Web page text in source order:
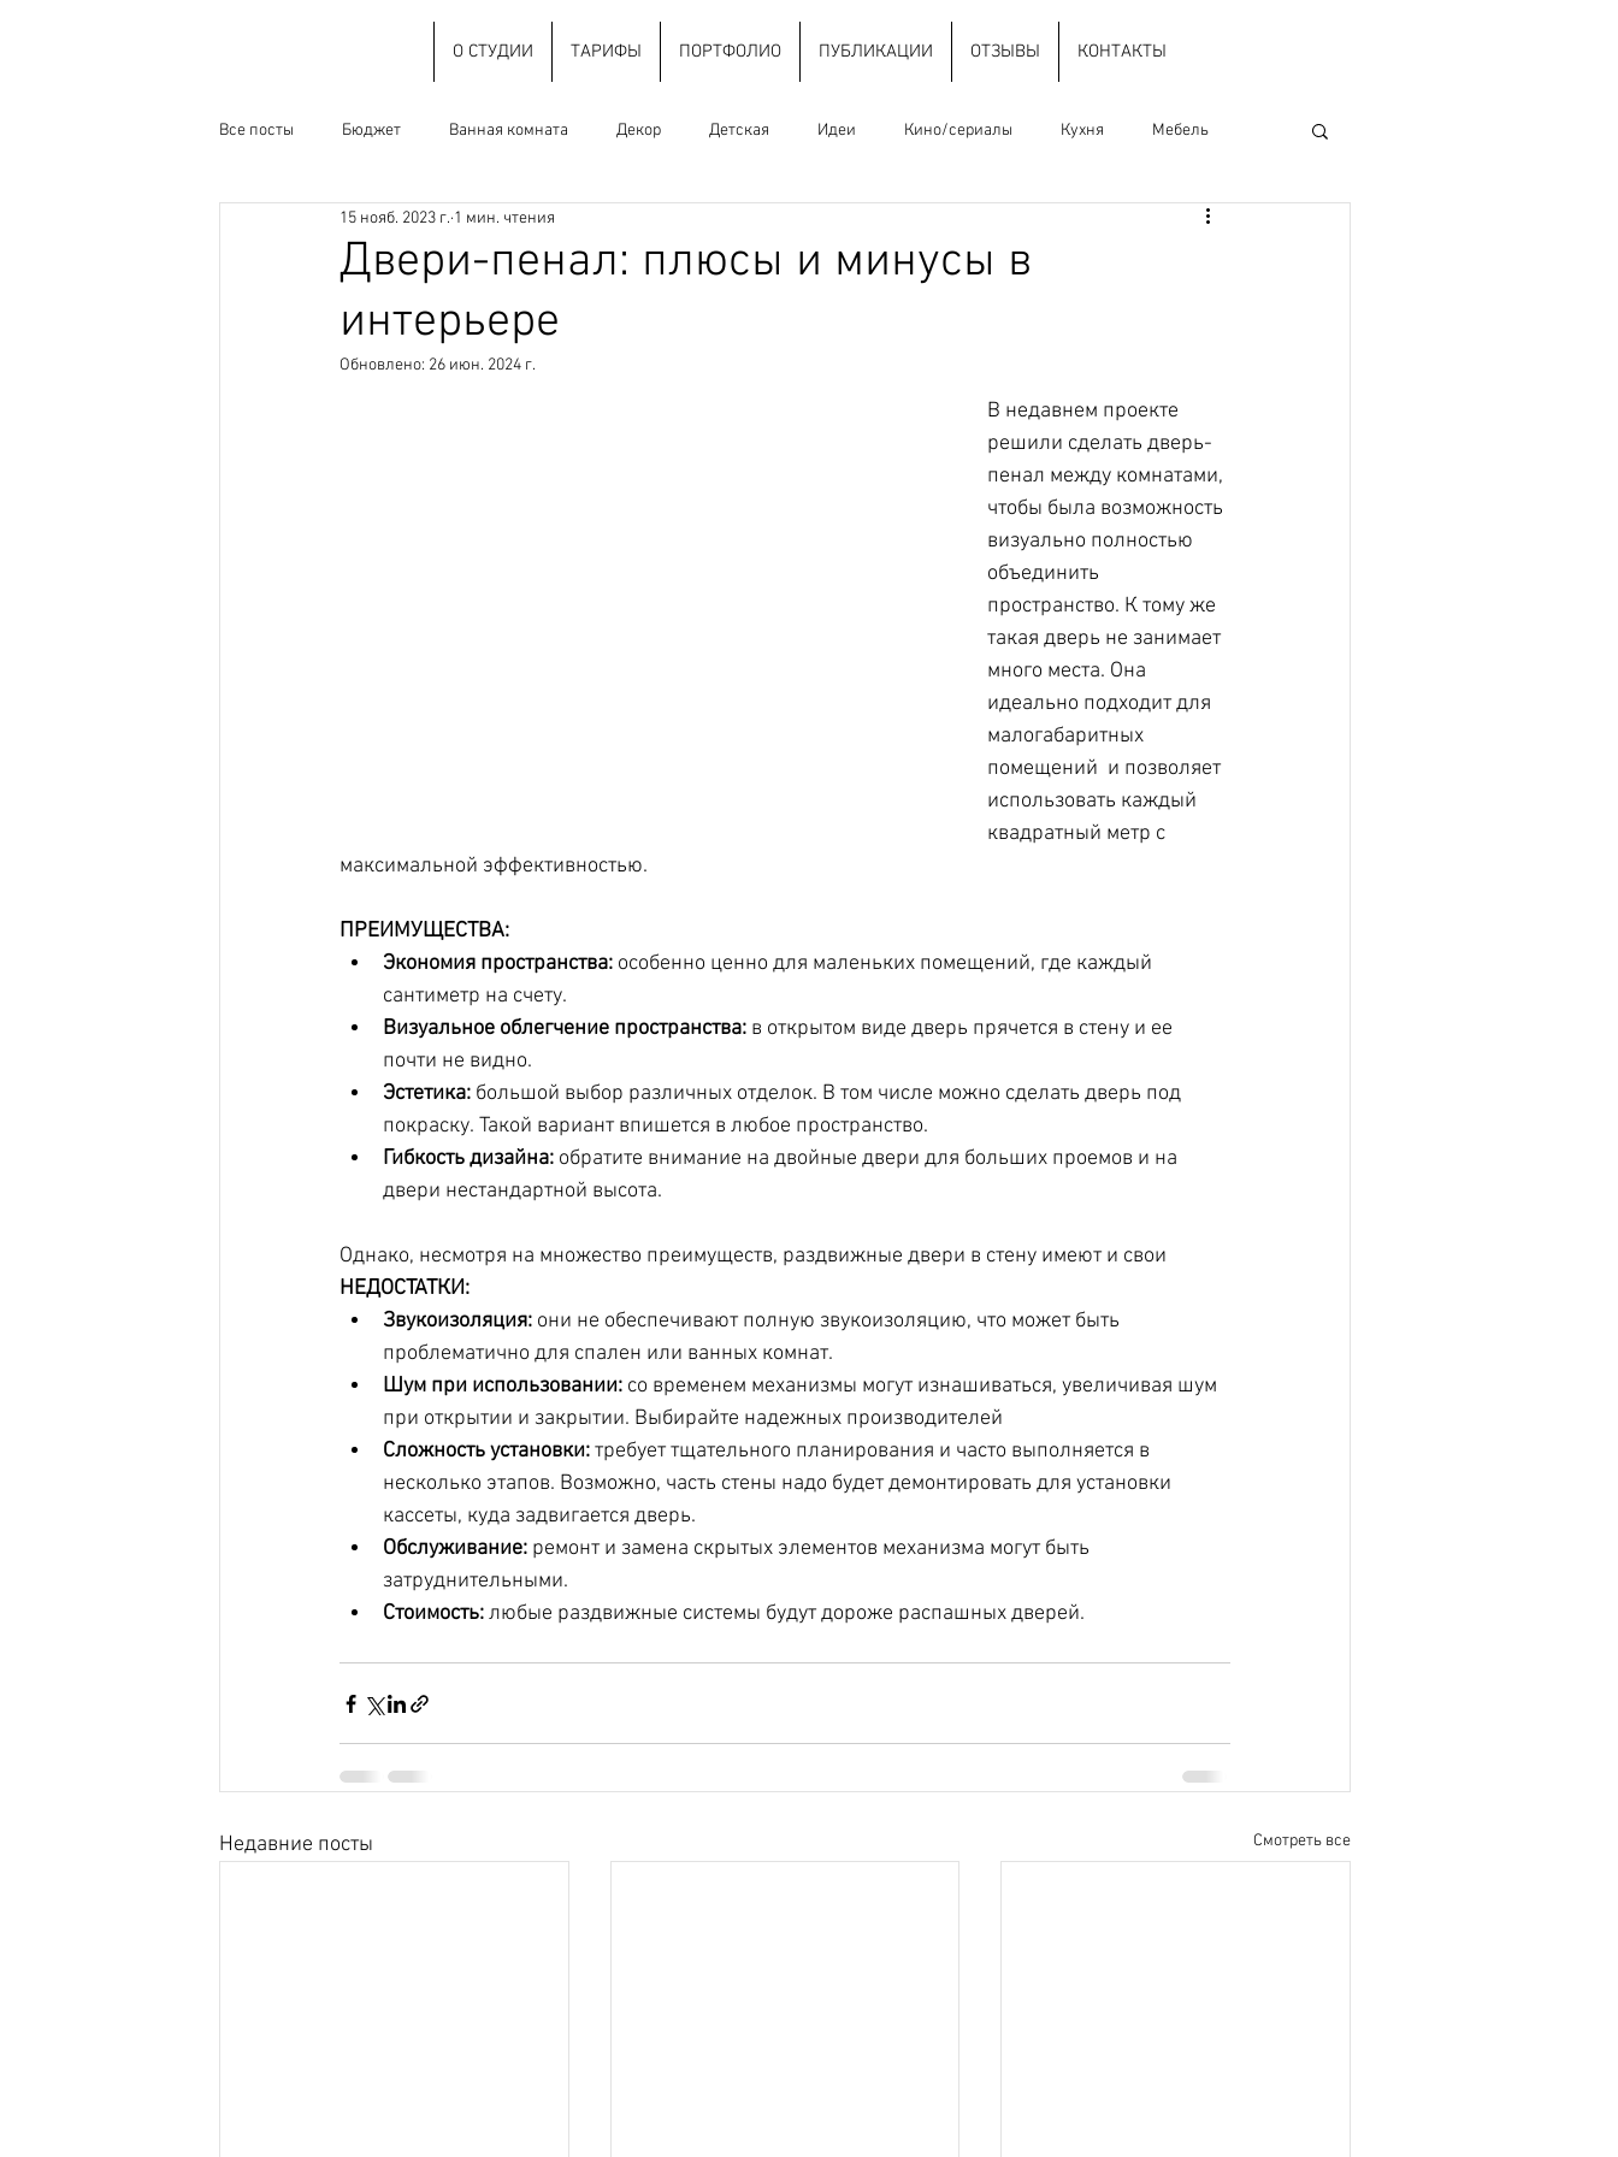
О СТУДИИ ТАРИФЫ ПОРТФОЛИО ПУБЛИКАЦИИ ОТЗЫВЫ КОНТАКТЫ
Все посты Бюджет Ванная комната Декор Детская Идеи Кино/сериалы Кухня Мебель
Наследство СССР О студии Публикации
Ресеил Спальня
Двери-пенал: плюсы и минусы в
интерьере
15 нояб. 2023 г. 1 мин. чтения
Обновлено: 26 июн. 2024 г.
В недавнем проекте
решили сделать дверь-
пенал между комнатами,
чтобы была возможность
визуально полностью
объединить
пространство. К тому же
такая дверь не занимает
много места. Она
идеально подходит для
малогабаритных
помещений  и позволяет
использовать каждый
квадратный метр с
максимальной эффективностью.
ПРЕИМУЩЕСТВА:
Экономия пространства: особенно ценно для маленьких помещений, где каждый
сантиметр на счету.
Визуальное облегчение пространства: в открытом виде дверь прячется в стену и ее
почти не видно.
Эстетика: большой выбор различных отделок. В том числе можно сделать дверь под
покраску. Такой вариант впишется в любое пространство.
Гибкость дизайна: обратите внимание на двойные двери для больших проемов и на
двери нестандартной высота.
Однако, несмотря на множество преимуществ, раздвижные двери в стену имеют и свои
НЕДОСТАТКИ:
Звукоизоляция: они не обеспечивают полную звукоизоляцию, что может быть
проблематично для спален или ванных комнат.
Шум при использовании: со временем механизмы могут изнашиваться, увеличивая шум
при открытии и закрытии. Выбирайте надежных производителей
Сложность установки: требует тщательного планирования и часто выполняется в
несколько этапов. Возможно, часть стены надо будет демонтировать для установки
кассеты, куда задвигается дверь.
Обслуживание: ремонт и замена скрытых элементов механизма могут быть
затруднительными.
Стоимость: любые раздвижные системы будут дороже распашных дверей.
Недавние посты Смотреть все